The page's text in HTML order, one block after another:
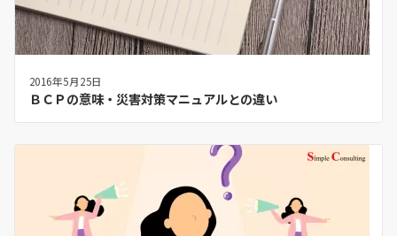
2016年5月25日
ＢＣＰの意味・災害対策マニュアルとの違い